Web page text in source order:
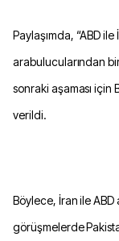
Paylaşımda, “ABD
arabulucularından
sonraki aşaması için
verildi.
Böylece, İran ile
görüşmelerde